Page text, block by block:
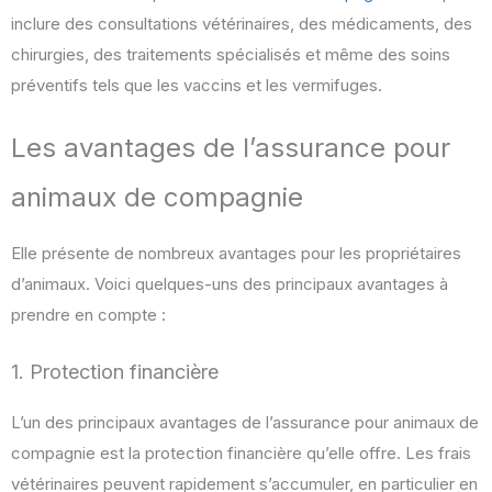
inclure des consultations vétérinaires, des médicaments, des
chirurgies, des traitements spécialisés et même des soins
préventifs tels que les vaccins et les vermifuges.
Les avantages de l’assurance pour
animaux de compagnie
Elle présente de nombreux avantages pour les propriétaires
d’animaux. Voici quelques-uns des principaux avantages à
prendre en compte :
1. Protection financière
L’un des principaux avantages de l’assurance pour animaux de
compagnie est la protection financière qu’elle offre. Les frais
vétérinaires peuvent rapidement s’accumuler, en particulier en